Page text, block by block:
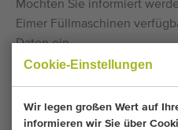
Cookie-Einstellungen
Wir legen großen Wert auf
informieren wir Sie über
Möchten Sie informiert
Eimer Füllmaschinen
Daten ein.
diesen Bereich.